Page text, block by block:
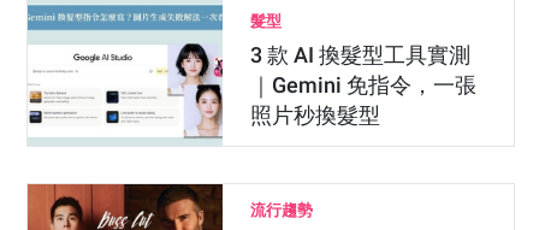
髮型
3 款 AI 換髮型工具實測
｜Gemini 免指令，一張
照片秒換髮型
流行趨勢